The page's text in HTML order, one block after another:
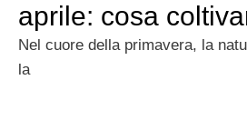
aprile: cosa
Nel cuore della primavera, la
la